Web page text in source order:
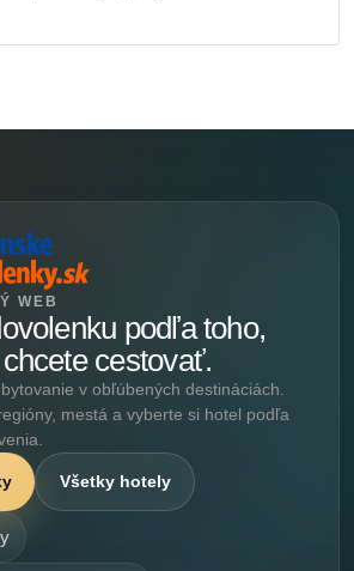
WEB
podľa toho,
cestovať.
v obľúbených destináciách.
mestá a vyberte si hotel podľa
Všetky hotely